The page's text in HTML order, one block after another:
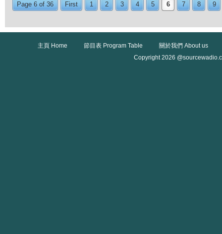
Page 6 of 36 First 1 2 3 4 5 6 7 8 9
主頁 Home 節目表 Program Table
關於我們 About us
Copyright 2026